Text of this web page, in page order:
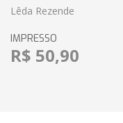
Lêda Rezende
IMPRESSO
R$ 50,90